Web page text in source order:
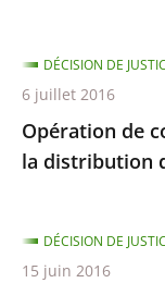
Opération de
la distribution
DÉCISION DE
6 juillet 2016
DÉCISION DE
15 juin 2016